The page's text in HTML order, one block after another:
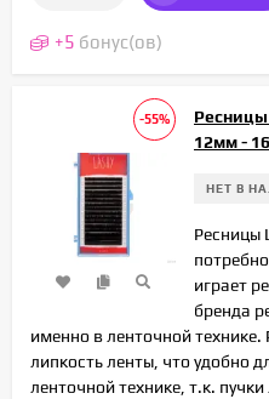
+5 бонус(ов)
-55%
Ресницы
12мм -
НЕТ В
Ресницы
играет
бренда
именно в ленточной
липкость ленты, что удобно
ленточной технике, т.к. пучки